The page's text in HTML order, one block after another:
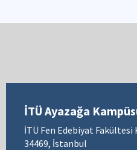
İTÜ Ayazağa
İTÜ Fen Edebiyat
34469, İstanbul